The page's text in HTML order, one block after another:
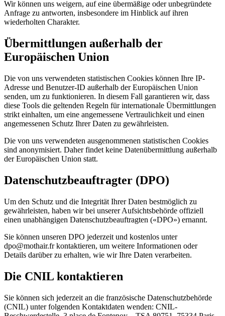
Wir können uns weigern, auf eine übermäßige oder unbegründete
Anfrage zu antworten, insbesondere im Hinblick auf ihren
wiederholten Charakter.
Übermittlungen außerhalb der
Europäischen Union
Die von uns verwendeten statistischen Cookies können Ihre IP-
Adresse und Benutzer-ID außerhalb der Europäischen Union
senden, um zu funktionieren. In diesem Fall garantieren wir, dass
diese Tools die geltenden Regeln für internationale Übermittlungen
strikt einhalten, um eine angemessene Vertraulichkeit und einen
angemessenen Schutz Ihrer Daten zu gewährleisten.
Die von uns verwendeten ausgenommenen statistischen Cookies
sind anonymisiert. Daher findet keine Datenübermittlung außerhalb
der Europäischen Union statt.
Datenschutzbeauftragter (DPO)
Um den Schutz und die Integrität Ihrer Daten bestmöglich zu
gewährleisten, haben wir bei unserer Aufsichtsbehörde offiziell
einen unabhängigen Datenschutzbeauftragten («DPO») ernannt.
Sie können unseren DPO jederzeit und kostenlos unter
dpo@mothair.fr kontaktieren, um weitere Informationen oder
Details darüber zu erhalten, wie wir Ihre Daten verarbeiten.
Die CNIL kontaktieren
Sie können sich jederzeit an die französische Datenschutzbehörde
(CNIL) unter folgenden Kontaktdaten wenden: CNIL-